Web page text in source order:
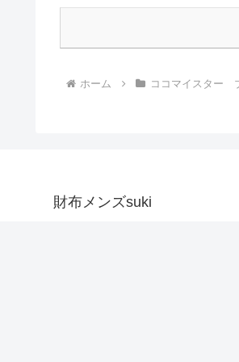
ホーム ココマイスター
財布メンズsuki